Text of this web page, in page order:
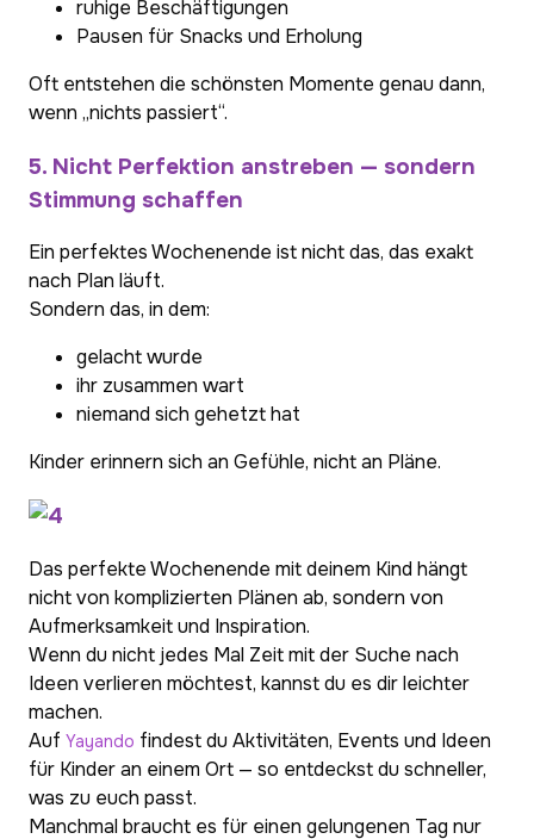
ruhige Beschäftigungen
Pausen für Snacks und Erholung
Oft entstehen die schönsten Momente genau dann,
wenn „nichts passiert“.
5. Nicht Perfektion anstreben — sondern
Stimmung schaffen
Ein perfektes Wochenende ist nicht das, das exakt
nach Plan läuft.
Sondern das, in dem:
gelacht wurde
ihr zusammen wart
niemand sich gehetzt hat
Kinder erinnern sich an Gefühle, nicht an Pläne.
Das perfekte Wochenende mit deinem Kind hängt
nicht von komplizierten Plänen ab, sondern von
Aufmerksamkeit und Inspiration.
Wenn du nicht jedes Mal Zeit mit der Suche nach
Ideen verlieren möchtest, kannst du es dir leichter
machen.
Auf Yayando findest du Aktivitäten, Events und Ideen
für Kinder an einem Ort — so entdeckst du schneller,
was zu euch passt.
Manchmal braucht es für einen gelungenen Tag nur